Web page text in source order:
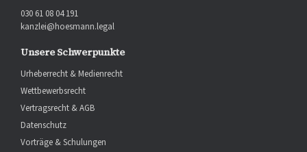
030 61 08 04 191
kanzlei@hoesmann.legal
Unsere Schwerpunkte
Urheberrecht & Medienrecht
Wettbewerbsrecht
Vertragsrecht & AGB
Datenschutz
Vorträge & Schulungen